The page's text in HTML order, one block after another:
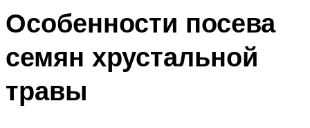
Особенности посева
семян хрустальной
травы